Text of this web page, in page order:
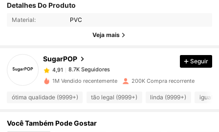
Detalhes Do Produto
Material: PVC
Veja mais
SugarPOP
4,91
8.7K Seguidores
4,91
8.7K Seguidores
m***apago1 dia atrás
4,91 8.7K Seguidores
Seguir
1M Vendido recentemente 200K Compra recorrente
ótima qualidade (9999+) tão legal (9999+) linda (9999+) igual a
Você Também Pode Gostar